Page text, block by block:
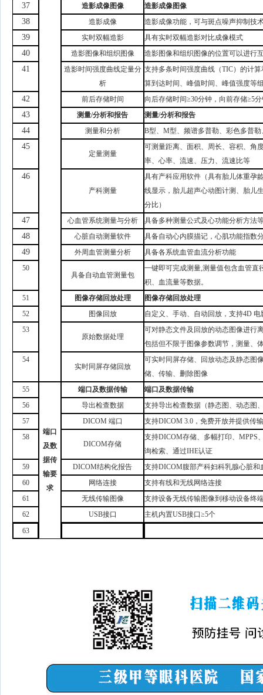
37 造影成像图像 造影成像图像
38 造影成像 造影成像功能，可与斑点噪声抑制技
39 实时双幅造影 具有实时双幅造影对比成像模式
40 造影图像和组织图像 造影图像和组织图像的位置可以进行
41
造影时间强度曲线定量分
析
支持多条时间强度曲线（TIC）的计
算到达时间、峰值时间、峰值强度等
42 前后存储时间 向后存储时间≥30分钟，向前存储≥5
43 测量/分析和报告 测量/分析和报告
44 测量和分析 B型、M型、频谱多普勒、彩色多普
45
定量测量
可测量距离、面积、周长、容积、角
率、心率、流速、压力、流速比等
46
产科测量
具有产科应用软件（具有胎儿体重孕
线显示，胎儿超声心动图计测、胎儿
分比）
47 心血管系统测量与分析 具备多种测量公式及心功能分析方法
48 心脏自动测量软件 具备自动心内膜描记，心肌功能指数
49 外周血管测量分析
具备各系统血管血流分析功能
50
具备自动血管测量包
一键即可完成测量,测量值包含血管直
积、血流量等数据。
51
图像存储回放处理 图像存储回放处理
52
图像回放 自定义、手动、自动回放，支持4D 电
53
原始数据处理
可对静态文件及回放的动态图像进行
包括但不限于图像参数调节，测量、
54
实时同屏存储回放
可实时同屏存储、回放动态及静态图
储、传输、删除图像
55
端口
及数
据传
输要
求
端口及数据传输
端口及数据传输
56
导出检查数据
支持导出检查数据（静态图、动态图
57
DICOM 端口 支持DICOM 3.0 ，免费开放并提供传
58
DICOM存储
支持DICOM存储、多幅打印、MPPS
询检索、通过IHE认证
59
DICOM结构化报告 支持DICOM腹部产科妇科乳腺心脏和
60
网络连接
支持有线和无线网络连接
61
无线传输图像
支持设备无线传输图像到移动设备终
62
USB接口 主机内置USB接口≥5个
63